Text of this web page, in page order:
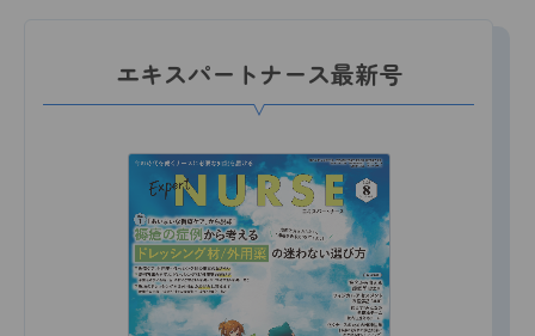
エキスパートナース最新号